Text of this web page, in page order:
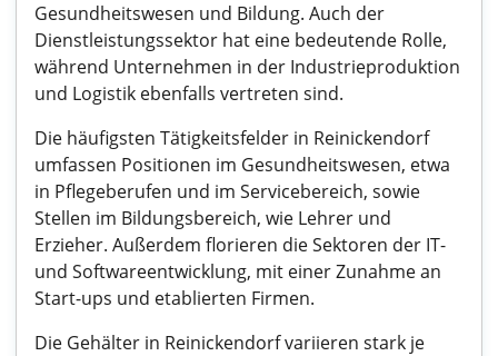
Gesundheitswesen und Bildung. Auch der
Dienstleistungssektor hat eine bedeutende Rolle,
während Unternehmen in der Industrieproduktion
und Logistik ebenfalls vertreten sind.
Die häufigsten Tätigkeitsfelder in Reinickendorf
umfassen Positionen im Gesundheitswesen, etwa
in Pflegeberufen und im Servicebereich, sowie
Stellen im Bildungsbereich, wie Lehrer und
Erzieher. Außerdem florieren die Sektoren der IT-
und Softwareentwicklung, mit einer Zunahme an
Start-ups und etablierten Firmen.
Die Gehälter in Reinickendorf variieren stark je